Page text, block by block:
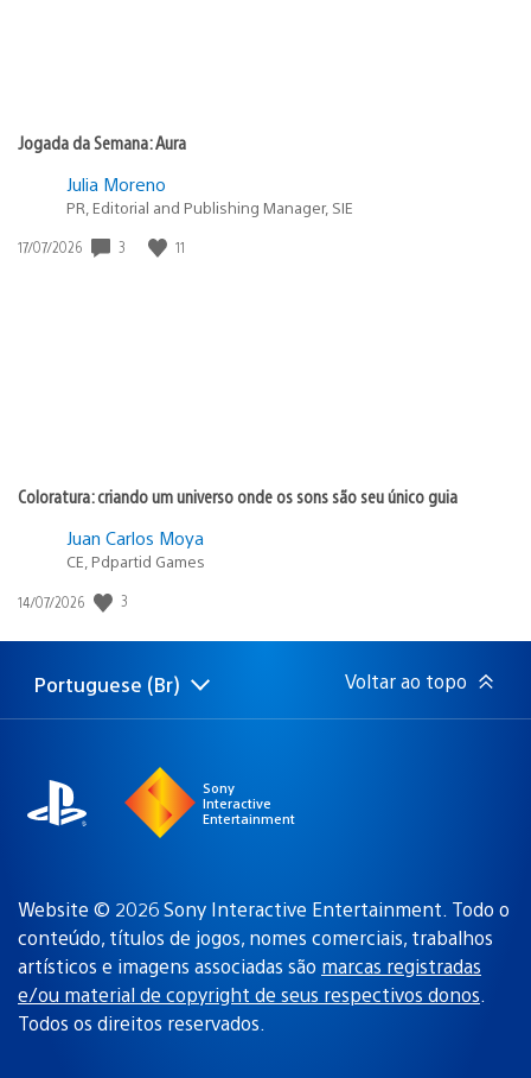
Jogada da Semana: Aura
Julia Moreno
PR, Editorial and Publishing Manager, SIE
Data
17/07/2026 3 11
Coloratura: criando um universo onde os sons são seu único guia
Juan Carlos Moya
CE, Pdpartid Games
Data
publicação:
14/07/2026 3
Selecione
Região
Portuguese (Br) Voltar ao topo
Sony
Interactive
Entertainment
Website © 2026 Sony Interactive Entertainment. Todo o
conteúdo, títulos de jogos, nomes comerciais, trabalhos
artísticos e imagens associadas são marcas registradas
e/ou material de copyright de seus respectivos donos.
Todos os direitos reservados.